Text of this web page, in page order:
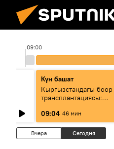
09:00
Күн башат
Кыргызстандагы боор
трансплантациясы:
жетишкендиктер жана
келечеги
09:04 46 мин
Вчера Сегодня